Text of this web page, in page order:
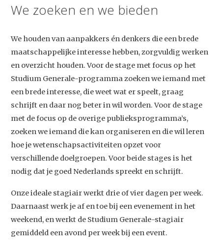
We zoeken en we bieden
We houden van aanpakkers én denkers die een brede
maatschappelijke interesse hebben, zorgvuldig werken
en overzicht houden. Voor de stage met focus op het
Studium Generale-programma zoeken we iemand met
een brede interesse, die weet wat er speelt, graag
schrijft en daar nog beter in wil worden. Voor de stage
met de focus op de overige publieksprogramma’s,
zoeken we iemand die kan organiseren en die wil leren
hoe je wetenschapsactiviteiten opzet voor
verschillende doelgroepen. Voor beide stages is het
nodig dat je goed Nederlands spreekt en schrijft.
Onze ideale stagiair werkt drie of vier dagen per week.
Daarnaast werk je af en toe bij een evenement in het
weekend, en werkt de Studium Generale-stagiair
gemiddeld een avond per week bij een event.